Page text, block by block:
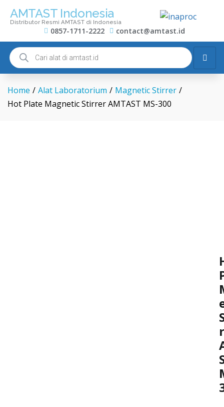
AMTAST Indonesia
Distributor Resmi AMTAST di Indonesia
0857-1711-2222 contact@amtast.id
Home / Alat Laboratorium / Magnetic Stirrer /
Hot Plate Magnetic Stirrer AMTAST MS-300
r